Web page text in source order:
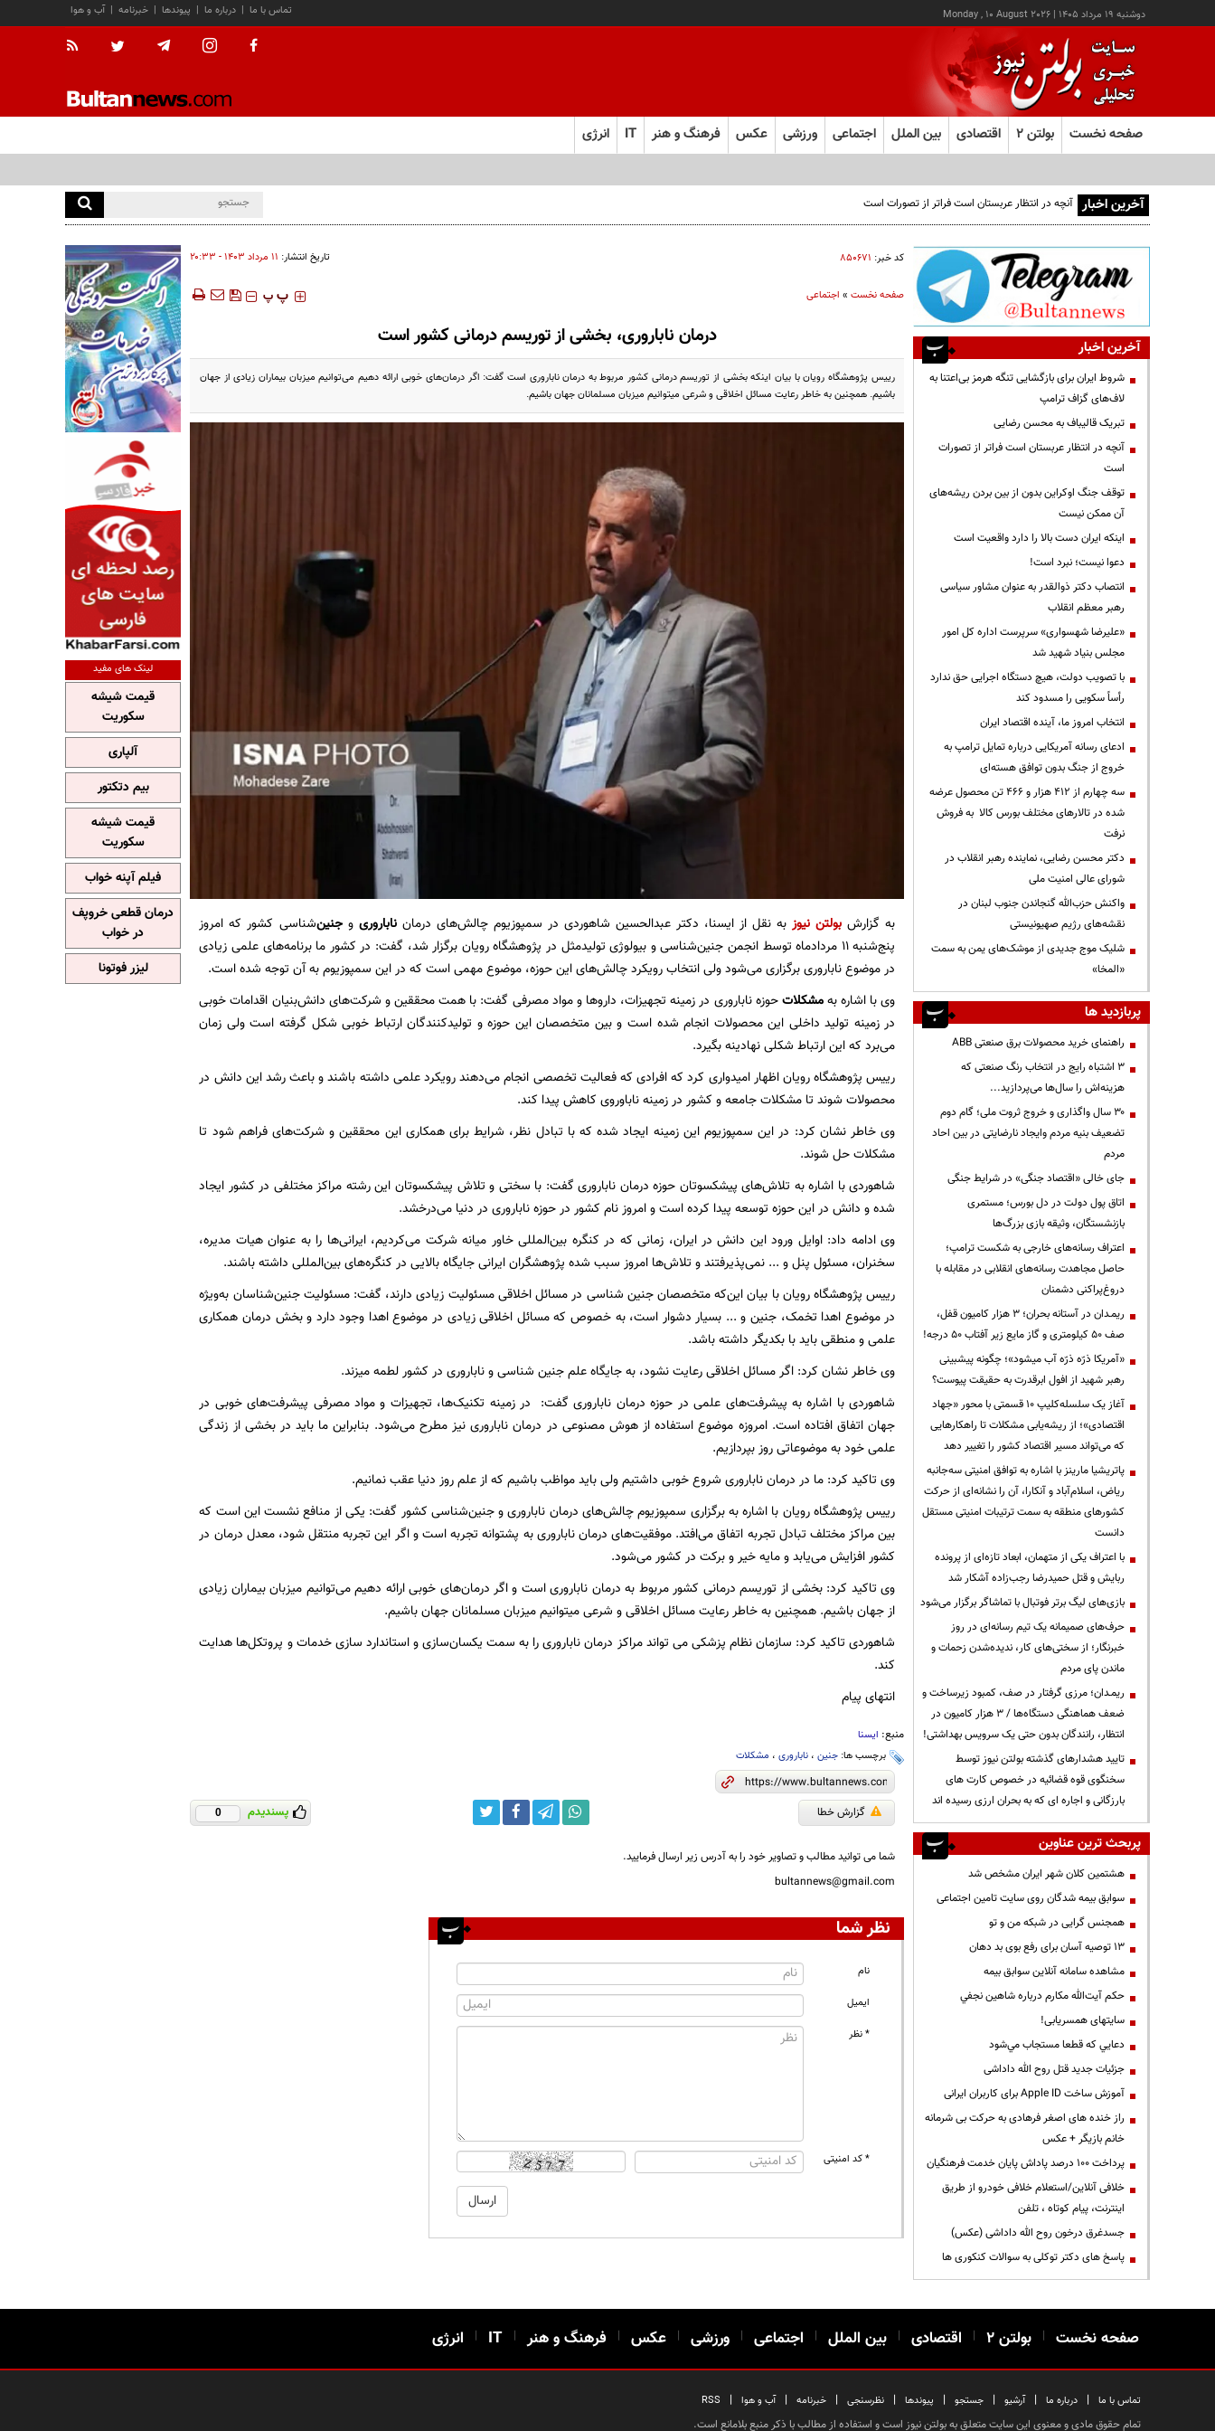
دوشنبه ۱۹ مرداد ۱۴۰۵ |
Monday , 10 August 2026 آب و هوا | خبرنامه | پیوندها | درباره ما | تماس با ما
صفحه نخست بولتن ۲ اقتصادی بین الملل اجتماعی ورزشی عکس فرهنگ و هنر IT انرژی
آخرین اخبار آنچه در انتظار عربستان است فراتر از تصورات است
کد خبر: ۸۵۰۶۷۱ تاریخ انتشار: ۱۱ مرداد ۱۴۰۳ - ۲۰:۳۳
صفحه نخست» اجتماعی ‍‍‍ پ پ
درمان ناباروری، بخشی از توریسم درمانی کشور است
رییس پژوهشگاه رویان با بیان اینکه بخشی از توریسم درمانی کشور مربوط به درمان ناباروری است گفت: اگر درمان‌های خوبی ارائه دهیم می‌توانیم میزبان بیماران زیادی از جهان
باشیم. همچنین به خاطر رعایت مسائل اخلاقی و شرعی میتوانیم میزبان مسلمانان جهان باشیم.
به گزارش بولتن نیوز به نقل از ایسنا، دکتر عبدالحسین شاهوردی در سمپوزیوم چالش‌های درمانناباروریوجنین‌شناسی کشور که امروز
پنج‌شنبه ۱۱ مردادماه توسط انجمن جنین‌شناسی و بیولوژی تولیدمثل در پژوهشگاه رویان برگزار شد، گفت: در کشور ما برنامه‌های علمی زیادی
در موضوع ناباروری برگزاری می‌شود ولی انتخاب رویکرد چالش‌های این حوزه، موضوع مهمی است که در این سمپوزیوم به آن توجه شده است.
وی با اشاره بهمشکلاتحوزه ناباروری در زمینه تجهیزات، داروها و مواد مصرفی گفت: با همت محققین و شرکت‌های دانش‌بنیان اقدامات خوبی
در زمینه تولید داخلی این محصولات انجام شده است و بین متخصصان این حوزه و تولیدکنندگان ارتباط خوبی شکل گرفته است ولی زمان
می‌برد که این ارتباط شکلی نهادینه بگیرد.
رییس پژوهشگاه رویان اظهار امیدواری کرد که افرادی که فعالیت تخصصی انجام می‌دهند رویکرد علمی داشته باشند و باعث رشد این دانش در
محصولات شوند تا مشکلات جامعه و کشور در زمینه ناباوروی کاهش پیدا کند.
وی خاطر نشان کرد: در این سمپوزیوم این زمینه ایجاد شده که با تبادل نظر، شرایط برای همکاری این محققین و شرکت‌های فراهم شود تا
مشکلات حل شوند.
شاهوردی با اشاره به تلاش‌های پیشکسوتان حوزه درمان ناباروری گفت: با سختی و تلاش پیشکسوتان این رشته مراکز مختلفی در کشور ایجاد
شده و دانش در این حوزه توسعه پیدا کرده است و امروز نام کشور در حوزه ناباروری در دنیا می‌درخشد.
وی ادامه داد: اوایل ورود این دانش در ایران، زمانی که در کنگره بین‌المللی خاور میانه شرکت می‌کردیم، ایرانی‌ها را به عنوان هیات مدیره،
سخنران، مسئول پنل و ... نمی‌پذیرفتند و تلاش‌ها امروز سبب شده پژوهشگران ایرانی جایگاه بالایی در کنگره‌های بین‌المللی داشته باشند.
رییس پژوهشگاه رویان با بیان این‌که متخصصان جنین شناسی در مسائل اخلاقی مسئولیت زیادی دارند، گفت: مسئولیت جنین‌شناسان به‌ویژه
در موضوع اهدا تخمک، جنین و ... بسیار دشوار است، به خصوص که مسائل اخلاقی زیادی در موضوع اهدا وجود دارد و بخش درمان همکاری
علمی و منطقی باید با بکدیگر داشته باشد.
وی خاطر نشان کرد: اگر مسائل اخلاقی رعایت نشود، به جایگاه علم جنین شناسی و ناباروری در کشور لطمه میزند.
شاهوردی با اشاره به پیشرفت‌های علمی در حوزه درمان ناباروری گفت: در زمینه تکنیک‌ها، تجهیزات و مواد مصرفی پیشرفت‌های خوبی در
جهان اتفاق افتاده است. امروزه موضوع استفاده از هوش مصنوعی در درمان ناباروری نیز مطرح می‌شود. بنابراین ما باید در بخشی از زندگی
علمی خود به موضوعاتی روز بپردازیم.
وی تاکید کرد: ما در درمان ناباروری شروع خوبی داشتیم ولی باید مواظب باشیم که از علم روز دنیا عقب نمانیم.
رییس پژوهشگاه رویان با اشاره به برگزاری سمپوزیوم چالش‌های درمان ناباروری و جنین‌شناسی کشور گفت: یکی از منافع نشست این است که
بین مراکز مختلف تبادل تجربه اتفاق می‌افتد. موفقیت‌های درمان ناباروری به پشتوانه تجربه است و اگر این تجربه منتقل شود، معدل درمان در
کشور افزایش می‌یابد و مایه خیر و برکت در کشور می‌شود.
وی تاکید کرد: بخشی از توریسم درمانی کشور مربوط به درمان ناباروری است و اگر درمان‌های خوبی ارائه دهیم می‌توانیم میزبان بیماران زیادی
از جهان باشیم. همچنین به خاطر رعایت مسائل اخلاقی و شرعی میتوانیم میزبان مسلمانان جهان باشیم.
شاهوردی تاکید کرد: سازمان نظام پزشکی می تواند مراکز درمان ناباروری را به سمت یکسان‌سازی و استاندارد سازی خدمات و پروتکل‌ها هدایت
کند.
انتهای پیام
منبع: ایسنا
برچسب ها: جنین، ناباروری، مشکلات
گزارش خطا پسندیدم 0
شما می توانید مطالب و تصاویر خود را به آدرس زیر ارسال فرمایید.
bultannews@gmail.com
نظر شما
نام
ایمیل
* نظر
* کد امنیتی
آخرین اخبار
شروط ایران برای بازگشایی تنگه هرمز بی‌اعتنا به
لاف‌های گزاف ترامپ
تبریک قالیباف به محسن رضایی
آنچه در انتظار عربستان است فراتر از تصورات
است
توقف جنگ اوکراین بدون از بین بردن ریشه‌های
آن ممکن نیست
اینکه ایران دست بالا را دارد واقعیت است
دعوا نیست؛ نبرد است!
انتصاب دکتر ذوالقدر به عنوان مشاور سیاسی
رهبر معظم انقلاب
«علیرضا شهسواری» سرپرست اداره کل امور
مجلس بنیاد شهید شد
با تصویب دولت، هیچ دستگاه اجرایی حق ندارد
رأساً سکویی را مسدود کند
انتخاب امروز ما، آینده اقتصاد ایران
ادعای رسانه آمریکایی درباره تمایل ترامپ به
خروج از جنگ بدون توافق هسته‌ای
سه چهارم از ۴۱۲ هزار و ۴۶۶ تن محصول عرضه
شده در تالارهای مختلف بورس کالا به فروش
نرفت
دکتر محسن رضایی، نماینده رهبر انقلاب در
شورای عالی امنیت ملی
واکنش حزب‌الله گنجاندن جنوب لبنان در
نقشه‌های رژیم صهیونیستی
شلیک موج جدیدی از موشک‌های یمن به سمت
«المخا»
پربازدید ها
راهنمای خرید محصولات برق صنعتی ABB
3 اشتباه رایج در انتخاب رنگ صنعتی که
هزینه‌اش را سال‌ها می‌پردازید...
۳۰ سال واگذاری و خروج ثروت ملی؛ گام دوم
تضعیف بنیه مردم وایجاد نارضایتی در بین احاد
مردم
جای خالی «اقتصاد جنگی» در شرایط جنگی
اتاق پول دولت در دل بورس؛ مستمری
بازنشستگان، وثیقه بازی بزرگ‌ها
اعتراف رسانه‌های خارجی به شکست ترامپ؛
حاصل مجاهدت رسانه‌های انقلابی در مقابله با
دروغ‌پراکنی دشمنان
ریمـدان در آستانه بحران؛ ۳ هزار کامیون قفل،
صف ۵۰ کیلومتری و گاز مایع زیر آفتاب ۵۰ درجه!
«آمریکا ذرّه ذرّه آب میشود»؛ چگونه پیشبینی
رهبر شهید از افول ابرقدرت به حقیقت پیوست؟
آغاز یک سلسله‌کلیپ ۱۰ قسمتی با محور «جهاد
اقتصادی»؛ از ریشه‌یابی مشکلات تا راهکارهایی
که می‌تواند مسیر اقتصاد کشور را تغییر دهد
پاتریشیا مارینز با اشاره به توافق امنیتی سه‌جانبه
ریاض، اسلام‌آباد و آنکارا، آن را نشانه‌ای از حرکت
کشورهای منطقه به سمت ترتیبات امنیتی مستقل
دانست
با اعتراف یکی از متهمان، ابعاد تازه‌ای از پرونده
ربایش و قتل حمیدرضا رجب‌زاده آشکار شد
بازی‌های لیگ برتر فوتبال با تماشاگر برگزار می‌شود
حرف‌های صمیمانه یک تیم رسانه‌ای در روز
خبرنگار؛ از سختی‌های کار، ندیده‌شدن زحمات و
ماندن پای مردم
ریمـدان؛ مرزی گرفتار در صف، کمبود زیرساخت و
ضعف هماهنگی دستگاه‌ها / ۳ هزار کامیون در
انتظار، رانندگان بدون حتی یک سرویس بهداشتی!
تایید هشدارهای گذشته بولتن نیوز توسط
سخنگوی قوه قضائیه در خصوص کارت های
بارزگانی و اجاره ای که به بحران ارزی رسیده اند
پربحث ترین عناوین
هشتمین کلان شهر ایران مشخص شد
سوابق بیمه شدگان روی سایت تامین اجتماعی
همجنس گرایی در شبکه من و تو
13 توصیه آسان برای رفع بوی بد دهان
مشاهده سامانه آنلاين سوابق بیمه
حكم آيت‌الله مكارم درباره شاهين نجفي
سایتهای همسریابی!
دعايي كه قطعا مستجاب مي‌شود
جزئیات جدید قتل روح الله داداشی
آموزش ساخت Apple ID برای کاربران ایرانی
راز خنده های اصغر فرهادی به حرکت بی شرمانه
خانم بازیگر + عکس
پرداخت ۱۰۰ درصد پاداش پایان خدمت فرهنگیان
خلافی آنلاین/استعلام خلافی خودرو از طریق
اینترنت، پیام کوتاه ، تلفن
جسدغرق درخون روح الله داداشی (عکس)
پاسخ های دکتر توکلی به سوالات کنکوری ها
لینک های مفید
قیمت شیشه
سکوریت
آلپاری
بیم دتکتور
قیمت شیشه
سکوریت
فیلم آپنه خواب
درمان قطعی خروپف
در خواب
لیزر فوتونا
صفحه نخست | بولتن ۲ | اقتصادی | بین الملل | اجتماعی | ورزشی | عکس | فرهنگ و هنر |
IT
| انرژی
تماس با ما | درباره ما | آرشیو | جستجو | پیوندها | نظرسنجی | خبرنامه | آب و هوا |
RSS
تمام حقوق مادی و معنوی این سایت متعلق به بولتن نیوز است و استفاده از مطالب با ذکر منبع بلامانع است.